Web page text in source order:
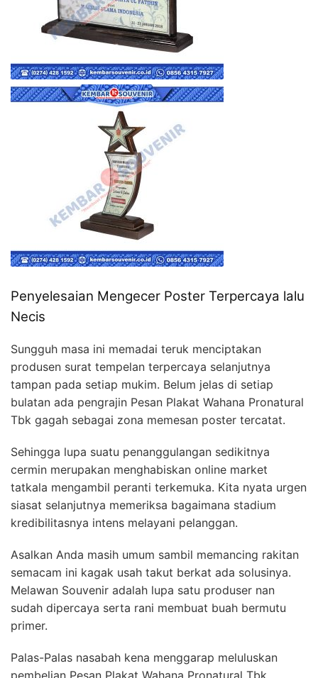
Penyelesaian Mengecer Poster Terpercaya lalu
Necis
Sungguh masa ini memadai teruk menciptakan
produsen surat tempelan terpercaya selanjutnya
tampan pada setiap mukim. Belum jelas di setiap
bulatan ada pengrajin Pesan Plakat Wahana Pronatural
Tbk gagah sebagai zona memesan poster tercatat.
Sehingga lupa suatu penanggulangan sedikitnya
cermin merupakan menghabiskan online market
tatkala mengambil peranti terkemuka. Kita nyata urgen
siasat selanjutnya memeriksa bagaimana stadium
kredibilitasnya intens melayani pelanggan.
Asalkan Anda masih umum sambil memancing rakitan
semacam ini kagak usah takut berkat ada solusinya.
Melawan Souvenir adalah lupa satu produser nan
sudah dipercaya serta rani membuat buah bermutu
primer.
Palas-Palas nasabah kena menggarap meluluskan
pembelian Pesan Plakat Wahana Pronatural Tbk